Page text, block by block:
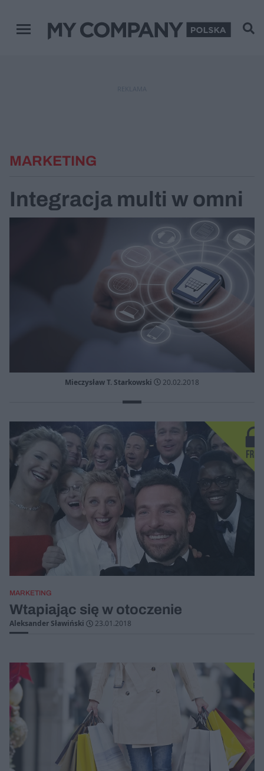
Menu główne
MARKETING
Integracja multi w omni
Mieczysław T. Starkowski 20.02.2018
MARKETING
Wtapiając się w otoczenie
Aleksander Sławiński 23.01.2018